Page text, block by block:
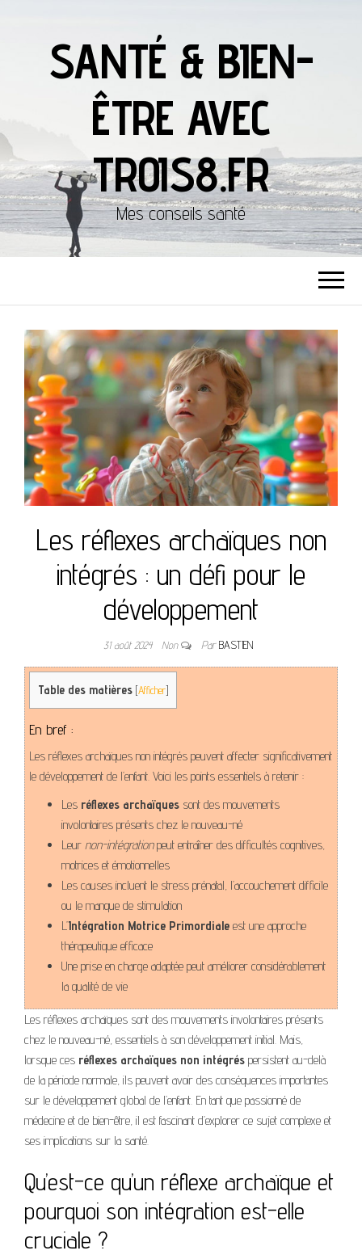
SANTÉ & BIEN-
ÊTRE AVEC
TROIS8.FR
Mes conseils santé
Les réflexes archaïques non
intégrés : un défi pour le
développement
31 août 2024 Non ParBASTIEN
Table des matières [Afficher]
En bref :
Les réflexes archaïques non intégrés peuvent affecter significativement
le développement de l’enfant. Voici les points essentiels à retenir :
Les réflexes archaïques sont des mouvements
involontaires présents chez le nouveau-né
Leur non-intégrationpeut entraîner des difficultés cognitives,
motrices et émotionnelles
Les causes incluent le stress prénatal, l’accouchement difficile
ou le manque de stimulation
L’Intégration Motrice Primordiale est une approche
thérapeutique efficace
Une prise en charge adaptée peut améliorer considérablement
la qualité de vie
Les réflexes archaïques sont des mouvements involontaires présents
chez le nouveau-né, essentiels à son développement initial. Mais,
lorsque ces réflexes archaïques non intégrés persistent au-delà
de la période normale, ils peuvent avoir des conséquences importantes
sur le développement global de l’enfant. En tant que passionné de
médecine et de bien-être, il est fascinant d’explorer ce sujet complexe et
ses implications sur la santé.
Qu’est-ce qu’un réflexe archaïque et
pourquoi son intégration est-elle
cruciale ?